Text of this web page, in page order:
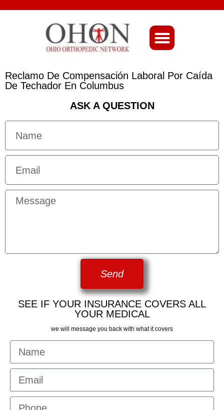
Reclamo De Compensación Laboral Por Caída
De Techador En Columbus
ASK A QUESTION
Send
SEE IF YOUR INSURANCE COVERS ALL
YOUR MEDICAL
we will message you back with what it covers